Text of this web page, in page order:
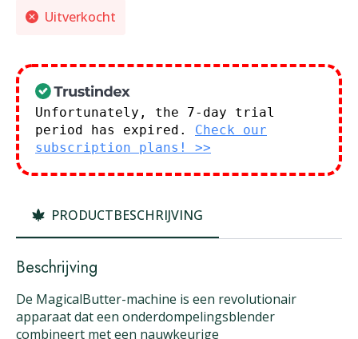
Uitverkocht
Unfortunately, the 7-day trial
period has expired. Check our
subscription plans! >>
PRODUCTBESCHRIJVING
Beschrijving
De MagicalButter-machine is een revolutionair
apparaat dat een onderdompelingsblender
combineert met een nauwkeurige